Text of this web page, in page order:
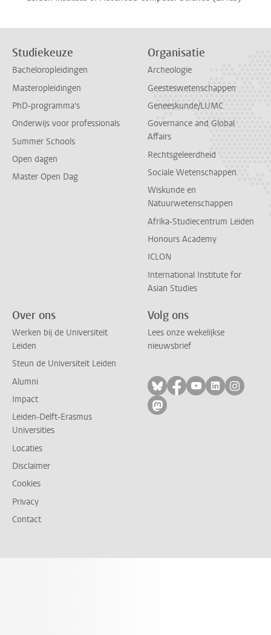
Studiekeuze
Bacheloropleidingen
Masteropleidingen
PhD-programma's
Onderwijs voor professionals
Summer Schools
Open dagen
Master Open Dag
Organisatie
Archeologie
Geesteswetenschappen
Geneeskunde/LUMC
Governance and Global
Affairs
Rechtsgeleerdheid
Sociale Wetenschappen
Wiskunde en
Natuurwetenschappen
Afrika-Studiecentrum Leiden
Honours Academy
ICLON
International Institute for
Asian Studies
Over ons
Werken bij de Universiteit
Leiden
Steun de Universiteit Leiden
Alumni
Impact
Leiden-Delft-Erasmus
Universities
Locaties
Disclaimer
Cookies
Privacy
Contact
Volg ons
Lees onze wekelijkse
nieuwsbrief
Volg ons op bluesky
Volg ons op
Volg ons op
Volg ons
Volg
Volg ons op mastodon